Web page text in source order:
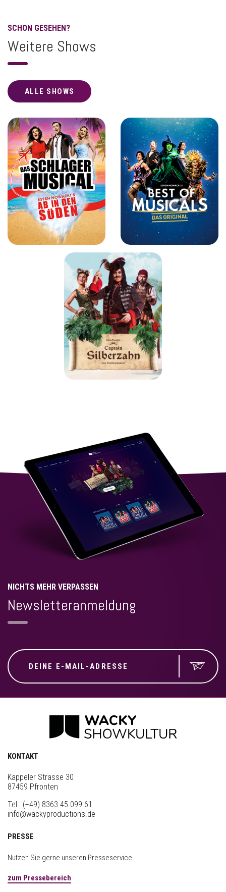
SCHON GESEHEN?
Weitere Shows
ALLE SHOWS
NICHTS MEHR VERPASSEN
Newsletteranmeldung
KONTAKT
Kappeler Strasse 30
87459 Pfronten
Tel.: (+49) 8363 45 099 61
info@wackyproductions.de
PRESSE
Nutzen Sie gerne unseren Presseservice.
zum Pressebereich